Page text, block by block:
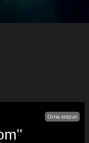
Orria entzun